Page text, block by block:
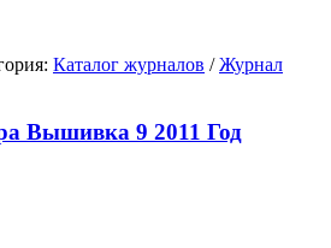
Каталог журналов /Журнал
Вышивка 9 2011 Год